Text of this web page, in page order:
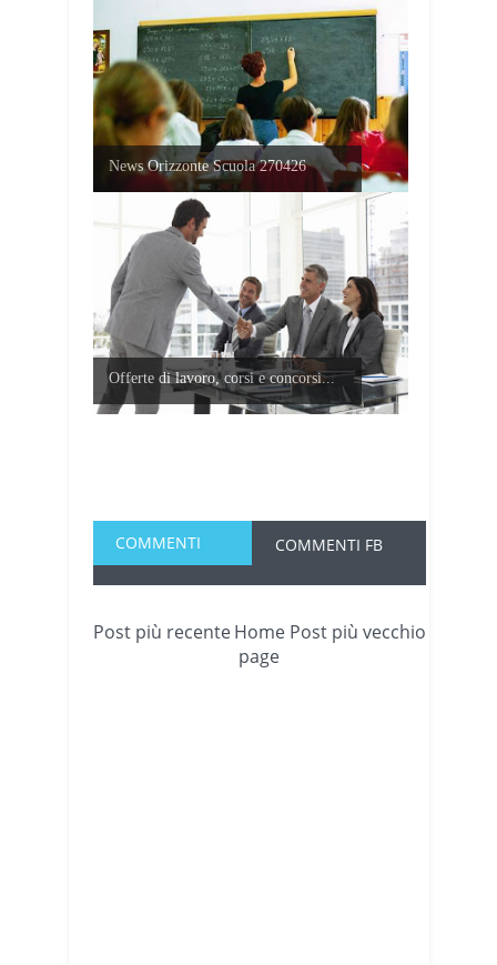
News Orizzonte Scuola 270426
Offerte di lavoro, corsi e concorsi...
COMMENTI COMMENTI FB
Post più recente Post più vecchio
Home
page